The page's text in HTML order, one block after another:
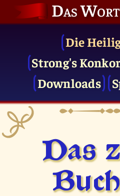
Das
Die
Strong's
Downloads
Das